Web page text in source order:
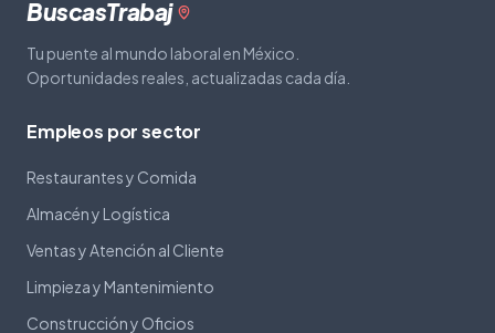
BuscasTrabaj
Tu puente al mundo laboral en México.
Oportunidades reales, actualizadas cada día.
Empleos por sector
Restaurantes y Comida
Almacén y Logística
Ventas y Atención al Cliente
Limpieza y Mantenimiento
Construcción y Oficios